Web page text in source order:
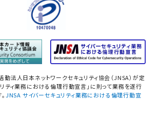
人情報に関わる
ィアセスメント
ィ
ートサービス
サプライチェーン
ィアセスメント
動法人日本ネットワークセキュリティ協会（JNSA）が定
リティ業務における倫理行動宣言」に則って業務を遂行
JNSA サイバーセキュリティ業務における倫理行動宣